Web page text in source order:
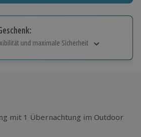
und maximale Sicherheit
Erlebnisse einlösbar.
mit 1 Übernachtung im Outdoor